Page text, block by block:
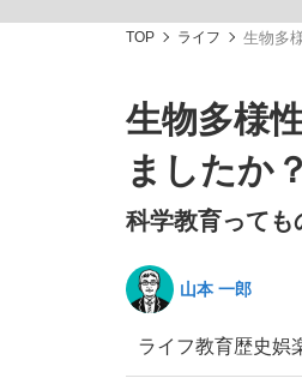
「敗因分析
キングの誕
TOP ライフ 生物多
生物多様
ましたか？
科学教育っても
山本 一郎
ライフ教育歴史娯